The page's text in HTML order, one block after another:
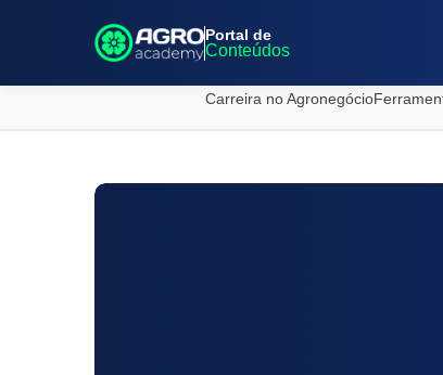
Portal de
Conteúdos
Carreira no Agronegócio